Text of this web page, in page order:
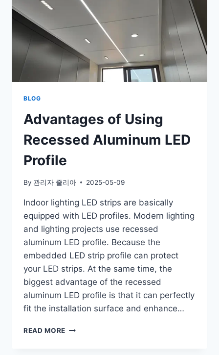
BLOG
Advantages of Using
Recessed Aluminum LED
Profile
By 관리자 줄리아 2025-05-09
Indoor lighting LED strips are basically
equipped with LED profiles. Modern lighting
and lighting projects use recessed
aluminum LED profile. Because the
embedded LED strip profile can protect
your LED strips. At the same time, the
biggest advantage of the recessed
aluminum LED profile is that it can perfectly
fit the installation surface and enhance…
READ MORE